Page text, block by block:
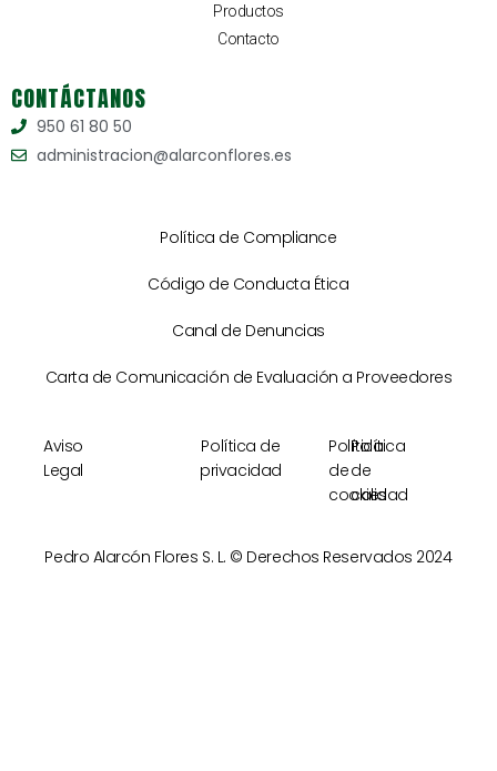
Productos
Contacto
CONTÁCTANOS
950 61 80 50
administracion@alarconflores.es
Política de Compliance
Código de Conducta Ética
Canal de Denuncias
Carta de Comunicación de Evaluación a Proveedores
Aviso
Legal
Política de
privacidad
Política
de
cookies
Política
de
calidad
Pedro Alarcón Flores S. L. © Derechos Reservados 2024